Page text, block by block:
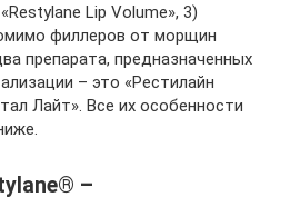
Lip Volume», 3)
филлеров от морщин
препарата, предназначенных
– это «Рестилайн
Лайт». Все их особенности
–